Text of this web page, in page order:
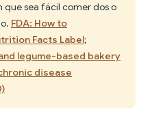
que sea fácil comer dos o
FDA: How to
Facts Label;
legume-based bakery
disease